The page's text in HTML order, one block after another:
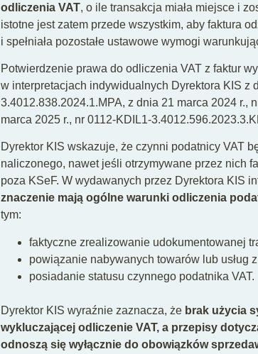
odliczenia VAT, o ile transakcja miała miejsce i
istotne jest zatem przede wszystkim, aby faktura
i spełniała pozostałe ustawowe wymogi
Potwierdzenie prawa do odliczenia VAT z faktur
w interpretacjach indywidualnych Dyrektora KIS z
3.4012.838.2024.1.MPA, z dnia 21 marca 2024 r.,
marca 2025 r., nr 0112-KDIL1-
Dyrektor KIS wskazuje, że czynni podatnicy VAT
naliczonego, nawet jeśli otrzymywane przez nich
poza KSeF. W wydawanych przez Dyrektora KIS
znaczenie mają ogólne warunki odliczenia
tym:
faktyczne zrealizowanie udokumentowanej
powiązanie nabywanych towarów lub usług
posiadanie statusu czynnego podatnika VAT.
Dyrektor KIS wyraźnie zaznacza, że brak użycia
wykluczającej odliczenie VAT, a przepisy
odnoszą się wyłącznie do obowiązków